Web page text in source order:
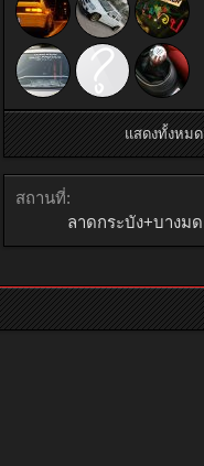
แสดงทั้งหมด
สถานที่:
ลาดกระบัง+บางมด